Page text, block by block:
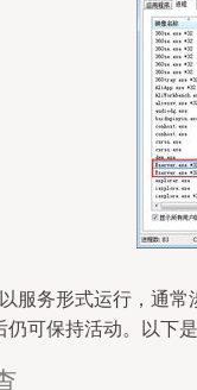
服务形式运行，通
可保持活动。以下